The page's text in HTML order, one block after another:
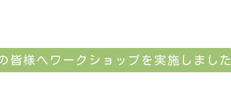
皆様へワークショップを実施しました